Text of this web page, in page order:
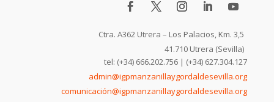
Ctra. A362 Utrera – Los Palacios, Km. 3,5
41.710 Utrera (Sevilla)
tel: (+34) 666.202.756 | (+34) 627.304.127
admin@igpmanzanillaygordaldesevilla.org
comunicación@igpmanzanillaygordaldesevilla.org